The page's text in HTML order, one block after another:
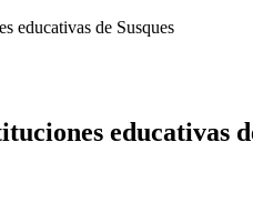
educativas de Susques
educativas